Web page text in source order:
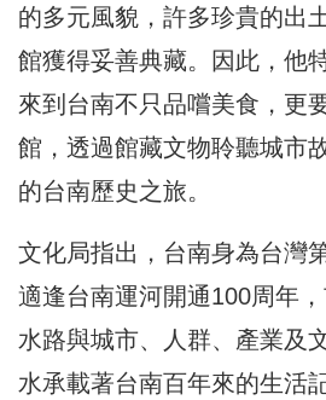
的多元風貌，許多珍貴的出
館獲得妥善典藏。因此，他
來到台南不只品嚐美食，更
館，透過館藏文物聆聽城市
的台南歷史之旅。
文化局指出，台南身為台灣
適逢台南運河開通100周年
水路與城市、人群、產業及
水承載著台南百年來的生活